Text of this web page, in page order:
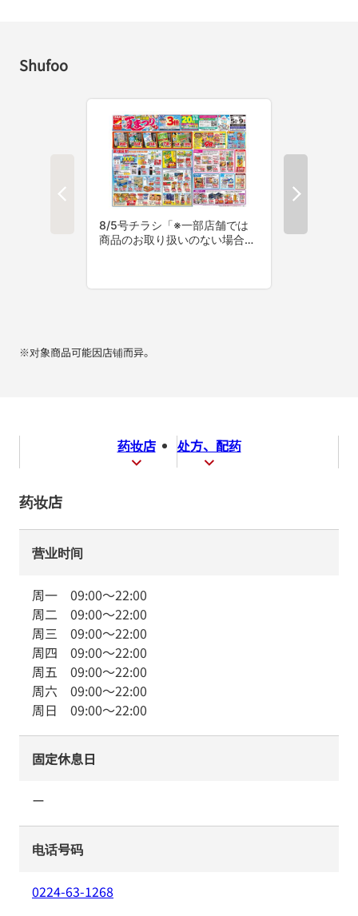
Shufoo
※对象商品可能因店铺而异。
药妆店 处方、配药
药妆店
营业时间
周一 09:00～22:00
周二 09:00～22:00
周三 09:00～22:00
周四 09:00～22:00
周五 09:00～22:00
周六 09:00～22:00
周日 09:00～22:00
固定休息日
ー
电话号码
0224-63-1268